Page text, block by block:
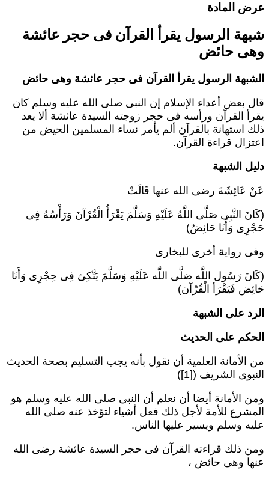
المادة
الرسول يقرأ القرآن فى حجر عائشة
حائض
الرسول يقرأ القرآن فى حجر عائشة وهى حائض
بعض أعداء الإسلام إن النبى صلى الله عليه وسلم كان
القرآن ورأسه فى حجر زوجته السيدة عائشة ألا يعد
استهانة بالقرآن ألم يأمر نساء المسلمين الحيض من
قراءة القرآن.
الشبهة
عَائِشَةَ رضى الله عنها قَالَتْ
النَّبِى صَلَّى اللَّهُ عَلَيْهِ وَسَلَّمَ يَقْرَأُ الْقُرْآنَ وَرَأْسُهُ فِى
وَأَنَا حَائِضٌ)
رواية أخرى للبخارى
رَسُول اللَّه صَلَّى اللَّه عَلَيْهِ وَسَلَّمَ يَتَّكِئ فِى حِجْرِى وَأَنَا
فَيَقْرَأ الْقُرْآن)
على الشبهة
على الحديث
الأمانة العلمية أن نقول بأنه يجب التسليم بصحة الحديث
الشريف ([1])
الأمانة أيضا أن نعلم أن النبى صلى الله عليه وسلم هو
للأمة لأجل ذلك فعل أشياء لتؤخذ عنه صلى الله
وسلم ويسير عليها الناس.
ذلك قراءته القرآن فى حجر السيدة عائشة رضى الله
وهى حائض ،